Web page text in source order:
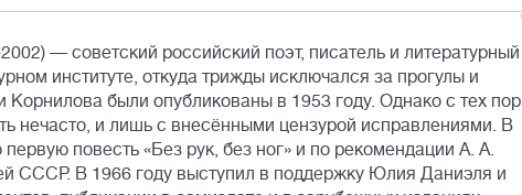
— советский российский поэт, писатель и литературный
институте, откуда трижды исключался за прогулы и
Корнилова были опубликованы в 1953 году. Однако с тех пор
нечасто, и лишь с внесёнными цензурой исправлениями. В
повесть «Без рук, без ног» и по рекомендации А. А.
СССР. В 1966 году выступил в поддержку Юлия Даниэля и